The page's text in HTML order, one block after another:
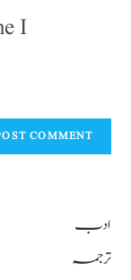
I
ادب
ترجمہ